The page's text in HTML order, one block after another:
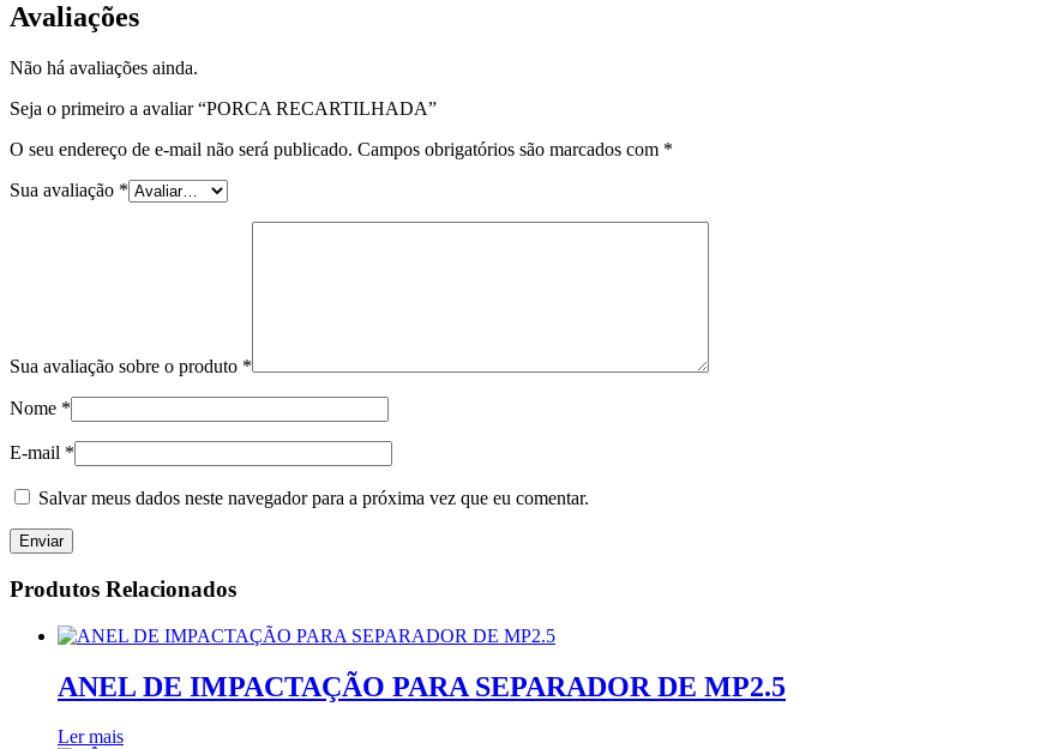
Avaliações
Não há avaliações ainda.
Seja o primeiro a avaliar “PORCA RECARTILHADA”
O seu endereço de e-mail não será publicado. Campos obrigatórios são marcados com *
Sua avaliação *
Sua avaliação sobre o produto *
Nome *
E-mail *
Salvar meus dados neste navegador para a próxima vez que eu comentar.
Produtos Relacionados
ANEL DE IMPACTAÇÃO PARA SEPARADOR DE MP2.5
Ler mais